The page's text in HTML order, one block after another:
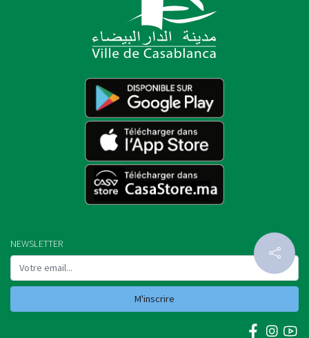
NEWSLETTER
M'inscrire